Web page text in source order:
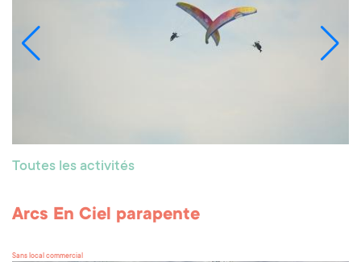
Toutes les activités
Arcs En Ciel parapente
Sans local commercial